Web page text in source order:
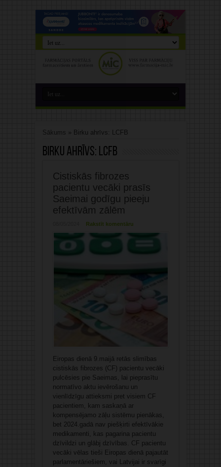
Sākums » Birku ahrīvs: LCFB
Birku ahrīvs: LCFB
Cistiskās fibrozes
pacientu vecāki prasīs
Saeimai godīgu pieeju
efektīvām zālēm
Rakstīt komentāru
Eiropas dienā 9.maijā retās slimības
cistiskās fibrozes (CF) pacientu vecāki
pulcēsies pie Saeimas, lai pieprasītu
normatīvo aktu ievērošanu un
vienlīdzīgu attieksmi pret visiem CF
pacientiem, kam saskaņā ar
kompensējamo zāļu sistēmu pienākas,
bet 2024.gadā nav piešķirti efektīvākie
medikamenti, kas pagarina pacientu
dzīvildzi un glābj dzīvības. CF pacientu
vecāki vēlas tieši Eiropas dienā pajautāt
parlamentāriešiem, vai Latvijai ir svarīgi